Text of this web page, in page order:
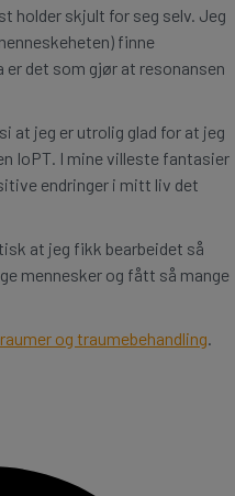
holder skjult for seg selv. Jeg
finne
det som gjør at resonansen
at jeg er utrolig glad for at jeg
IoPT. I mine villeste fantasier
endringer i mitt liv det
at jeg fikk bearbeidet så
mennesker og fått så mange
og traumebehandling.